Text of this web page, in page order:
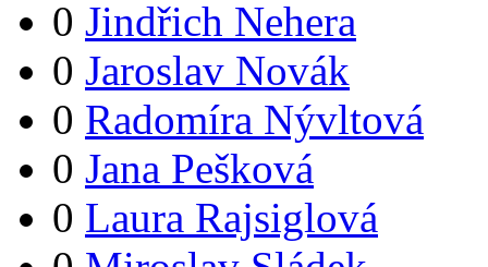
0 Jindřich Nehera
0 Jaroslav Novák
0 Radomíra Nývltová
0 Jana Pešková
0 Laura Rajsiglová